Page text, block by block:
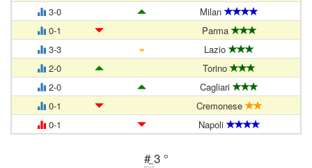
3-0
Milan
0-1
Parma
3-3
=
Lazio
2-0
Torino
2-0
Cagliari
0-1
Cremonese
0-1
Napoli
#3 °